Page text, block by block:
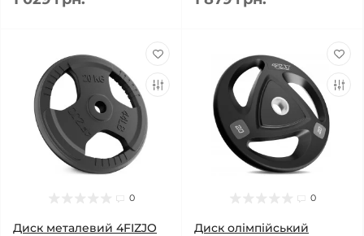
0
Диск металевий 4FIZJO
0
Диск олімпійський